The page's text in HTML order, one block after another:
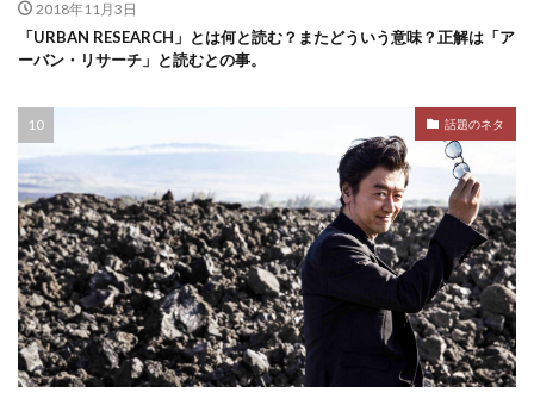
2018年11月3日
「URBAN RESEARCH」とは何と読む？またどういう意味？正解は「ア
ーバン・リサーチ」と読むとの事。
話題のネタ